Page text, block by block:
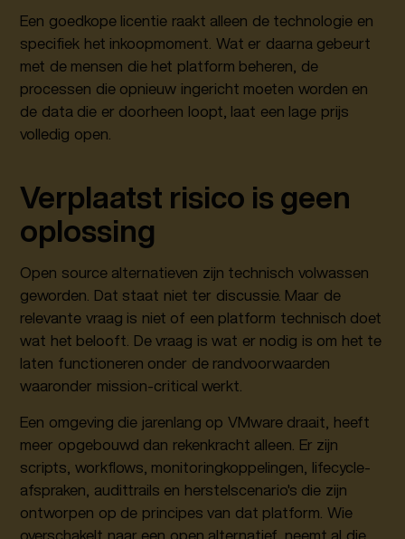
Een goedkope licentie raakt alleen de technologie en
specifiek het inkoopmoment. Wat er daarna gebeurt
met de mensen die het platform beheren, de
processen die opnieuw ingericht moeten worden en
de data die er doorheen loopt, laat een lage prijs
volledig open.
Verplaatst risico is geen
oplossing
Open source alternatieven zijn technisch volwassen
geworden. Dat staat niet ter discussie. Maar de
relevante vraag is niet of een platform technisch doet
wat het belooft. De vraag is wat er nodig is om het te
laten functioneren onder de randvoorwaarden
waaronder mission-critical werkt.
Een omgeving die jarenlang op VMware draait, heeft
meer opgebouwd dan rekenkracht alleen. Er zijn
scripts, workflows, monitoringkoppelingen, lifecycle-
afspraken, audittrails en herstelscenario's die zijn
ontworpen op de principes van dat platform. Wie
overschakelt naar een open alternatief, neemt al die